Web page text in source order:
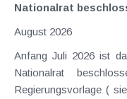
Nationalrat
August 2026
Anfang Juli 2026 ist
Nationalrat
Regierungsvorlage (